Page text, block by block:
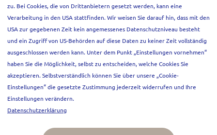
zu. Bei Cookies, die von Drittanbietern gesetzt werden, kann eine
Verarbeitung in den USA stattfinden. Wir weisen Sie darauf hin, dass mit den
USA zur gegebenen Zeit kein angemessenes Datenschutzniveau besteht
und ein Zugriff von US-Behörden auf diese Daten zu keiner Zeit vollständig
ausgeschlossen werden kann. Unter dem Punkt „Einstellungen vornehmen“
haben Sie die Möglichkeit, selbst zu entscheiden, welche Cookies Sie
akzeptieren. Selbstverständlich können Sie über unsere „Cookie-
Einstellungen“ die gesetzte Zustimmung jederzeit widerrufen und Ihre
Einstellungen verändern.
Datenschutzerklärung
Anrede
Vorname*
Nachname*
Go